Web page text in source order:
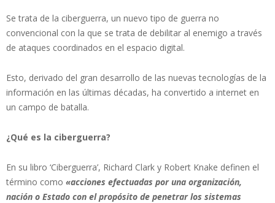
Se trata de la ciberguerra, un nuevo tipo de guerra no
convencional con la que se trata de debilitar al enemigo a través
de ataques coordinados en el espacio digital.
Esto, derivado del gran desarrollo de las nuevas tecnologías de la
información en las últimas décadas, ha convertido a internet en
un campo de batalla.
¿Qué es la ciberguerra?
En su libro ‘Ciberguerra’, Richard Clark y Robert Knake definen el
término como «acciones efectuadas por una organización,
nación o Estado con el propósito de penetrar los sistemas